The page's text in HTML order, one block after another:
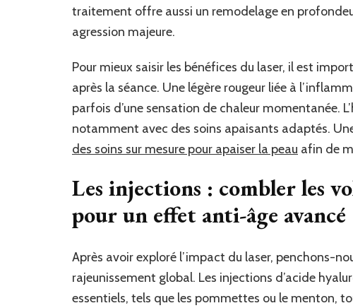
traitement offre aussi un remodelage en
agression majeure.
Pour mieux saisir les bénéfices du laser, il est
après la séance. Une légère rougeur liée à
parfois d’une sensation de chaleur
notamment avec des soins apaisants adaptés.
des soins sur mesure pour apaiser la peau afin de
Les injections : combler les
pour un effet anti-âge avancé
Après avoir exploré l’impact du laser, penchons-
rajeunissement global. Les injections d’acide
essentiels, tels que les pommettes ou le menton,